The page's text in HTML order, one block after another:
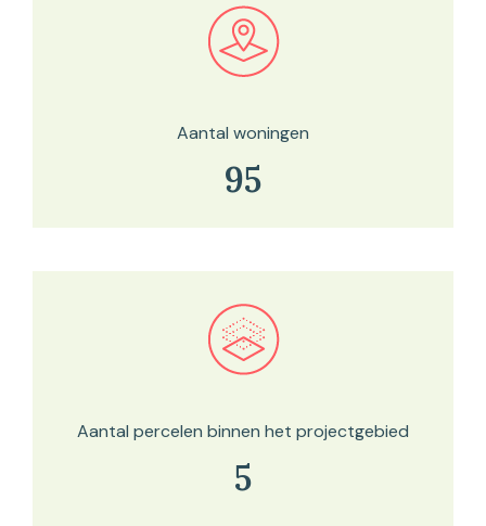
Bekijk in onze kaartviewer
Aantal woningen
95
Bekijk in onze kaartviewer
Aantal percelen binnen het projectgebied
5